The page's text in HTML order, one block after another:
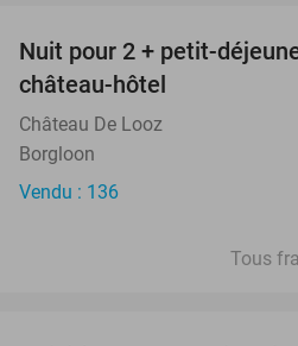
Nuit pour 2 + petit-
château-hôtel
Château De Looz
Borgloon
Vendu : 136
Tous